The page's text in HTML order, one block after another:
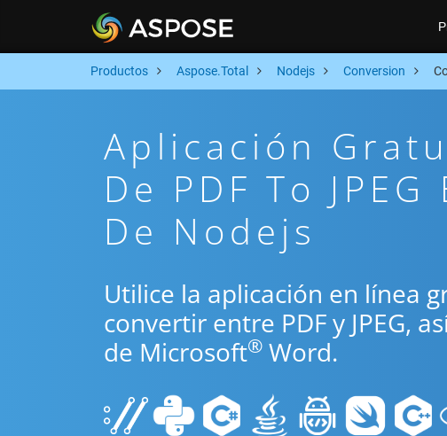
Productos Aspose.Total Nodejs Conversion
Aplicación
De PDF To
De Nodejs
Utilice la aplicación en línea
convertir entre PDF y JPEG,
de Microsoft® Word.